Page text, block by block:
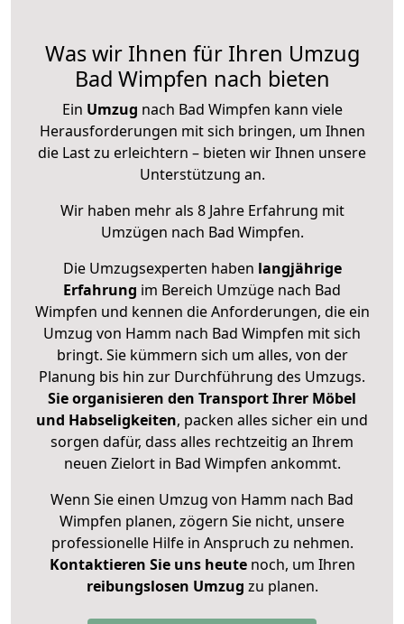
Was wir Ihnen für Ihren Umzug
Bad Wimpfen nach bieten
Ein Umzug nach Bad Wimpfen kann viele
Herausforderungen mit sich bringen, um Ihnen
die Last zu erleichtern – bieten wir Ihnen unsere
Unterstützung an.
Wir haben mehr als 8 Jahre Erfahrung mit
Umzügen nach Bad Wimpfen.
Die Umzugsexperten haben langjährige
Erfahrung im Bereich Umzüge nach Bad
Wimpfen und kennen die Anforderungen, die ein
Umzug von Hamm nach Bad Wimpfen mit sich
bringt. Sie kümmern sich um alles, von der
Planung bis hin zur Durchführung des Umzugs.
Sie organisieren den Transport Ihrer Möbel
und Habseligkeiten, packen alles sicher ein und
sorgen dafür, dass alles rechtzeitig an Ihrem
neuen Zielort in Bad Wimpfen ankommt.
Wenn Sie einen Umzug von Hamm nach Bad
Wimpfen planen, zögern Sie nicht, unsere
professionelle Hilfe in Anspruch zu nehmen.
Kontaktieren Sie uns heutenoch, um Ihren
reibungslosen Umzug zu planen.